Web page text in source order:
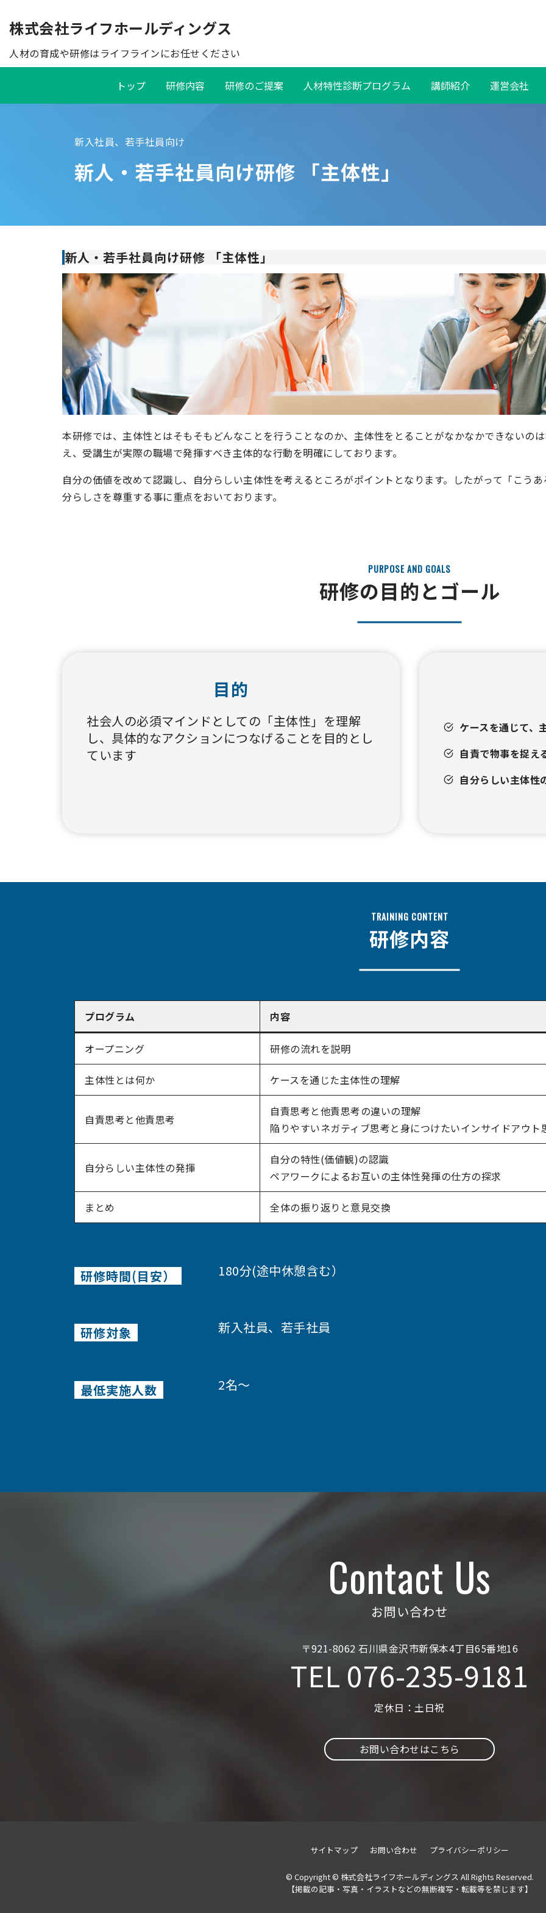
コ
ン
テ
ツ
株式会社ライフホールディングス
トップ 研修内容 研修のご提案 人材特性診断プログラム 講師紹介 運営会社
新入社員、若手社員向け
新人・若手社員向け研修 「主体性」
新人・若手社員向け研修 「主体性」
本研修では、主体性とはそもそもどんなことを行うことなのか、主体性をとることがなかなかできないの
え、受講生が実際の職場で発揮すべき主体的な行動を明確にしております。
自分の価値を改めて認識し、自分らしい主体性を考えるところがポイントとなります。したがって「こう
分らしさを尊重する事に重点をおいております。
PURPOSE AND GOALS
研修の目的とゴール
目的
社会人の必須マインドとしての「主体性」を理解
し、具体的なアクションにつなげることを目的とし
ています
ケースを通じて、
自責で物事を捉え
自分らしい主体性
TRAINING CONTENT
研修内容
プログラム 内容
オープニング 研修の流れを説明
主体性とは何か ケースを通じた主体性の理解
自責思考と他責思考
自責思考と他責思考の違いの理解
陥りやすいネガティブ思考と身につけたいインサイドアウト
自分らしい主体性の発揮
自分の特性(価値観)の認識
ペアワークによるお互いの主体性発揮の仕方の探求
まとめ 全体の振り返りと意見交換
研修時間(目安） 180分(途中休憩含む）
研修対象 新入社員、若手社員
最低実施人数 2名～
Contact Us
お問い合わせ
〒921-8062 石川県金沢市新保本4丁目65番地16
TEL 076-235-9181
定休日：土日祝
お問い合わせはこちら
サイトマップ お問い合わせ プライバシーポリシー
© Copyright © 株式会社ライフホールディングス All Rights Reserved.
【掲載の記事・写真・イラストなどの無断複写・転載等を禁じます】